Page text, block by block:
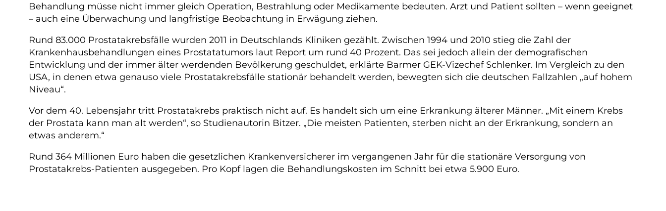
Behandlung müsse nicht immer gleich Operation, Bestrahlung oder Medikamente bedeuten. Arzt und Patient sollten – wenn geeignet
– auch eine Überwachung und langfristige Beobachtung in Erwägung ziehen.
Rund 83.000 Prostatakrebsfälle wurden 2011 in Deutschlands Kliniken gezählt. Zwischen 1994 und 2010 stieg die Zahl der
Krankenhausbehandlungen eines Prostatatumors laut Report um rund 40 Prozent. Das sei jedoch allein der demografischen
Entwicklung und der immer älter werdenden Bevölkerung geschuldet, erklärte Barmer GEK-Vizechef Schlenker. Im Vergleich zu den
USA, in denen etwa genauso viele Prostatakrebsfälle stationär behandelt werden, bewegten sich die deutschen Fallzahlen „auf hohem
Niveau“.
Vor dem 40. Lebensjahr tritt Prostatakrebs praktisch nicht auf. Es handelt sich um eine Erkrankung älterer Männer. „Mit einem Krebs
der Prostata kann man alt werden“, so Studienautorin Bitzer. „Die meisten Patienten, sterben nicht an der Erkrankung, sondern an
etwas anderem.“
Rund 364 Millionen Euro haben die gesetzlichen Krankenversicherer im vergangenen Jahr für die stationäre Versorgung von
Prostatakrebs-Patienten ausgegeben. Pro Kopf lagen die Behandlungskosten im Schnitt bei etwa 5.900 Euro.